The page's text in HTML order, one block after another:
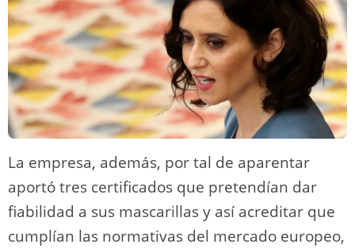
La empresa, además, por tal de aparentar
aportó tres certificados que pretendían dar
fiabilidad a sus mascarillas y así acreditar que
cumplían las normativas del mercado europeo,